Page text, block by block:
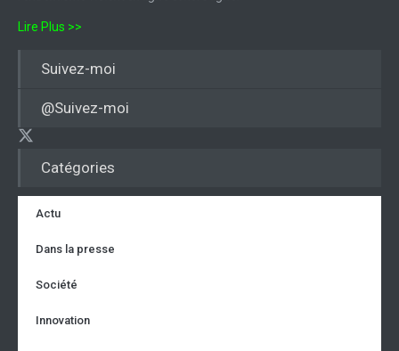
Catégories
Actu
Dans la presse
Société
Innovation
Lire Plus >>
Suivez-moi
@Suivez-moi